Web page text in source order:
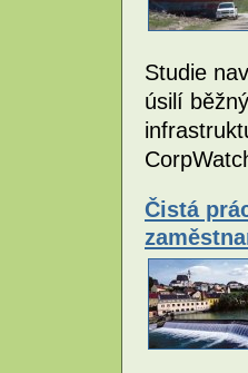
Studie
úsilí
Čistá